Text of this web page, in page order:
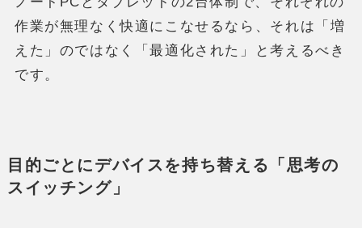
作業が無理なく快適にこなせるなら、それは「増
えた」のではなく「最適化された」と考えるべき
です。
目的ごとにデバイスを持ち替える「思考の
スイッチング」